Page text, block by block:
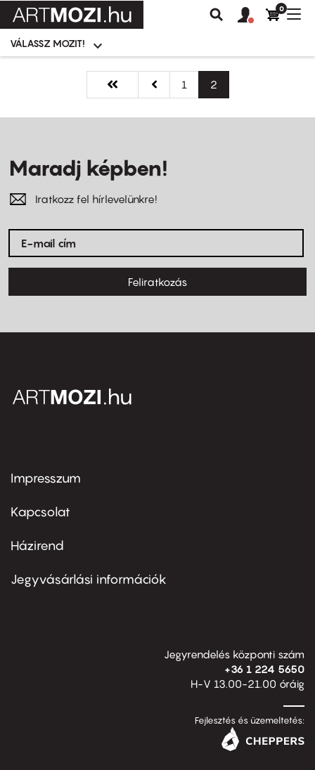
Moziválasztó
menü
VÁLASSZ MOZIT!
Keresés
Felhasználói
fiók
0
Oldalszámozás
Első
oldal
« Első
Előző
oldal
‹‹ Oldal
1
Jelenlegi
oldal
2
Maradj képben!
Iratkozz fel hírlevelünkre!
Feliratkozás
Footer
first
Impresszum
Kapcsolat
Footer
second
Házirend
Jegyvásárlási információk
Jegyrendelés központi szám
+36 1 224 5650
H-V 13.00-21.00 óráig
Fejlesztés és üzemeltetés: